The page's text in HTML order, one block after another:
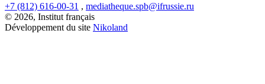
+7 (812) 616-00-31 , mediatheque.spb@ifrussie.ru
© 2026, Institut français
Développement du site Nikoland